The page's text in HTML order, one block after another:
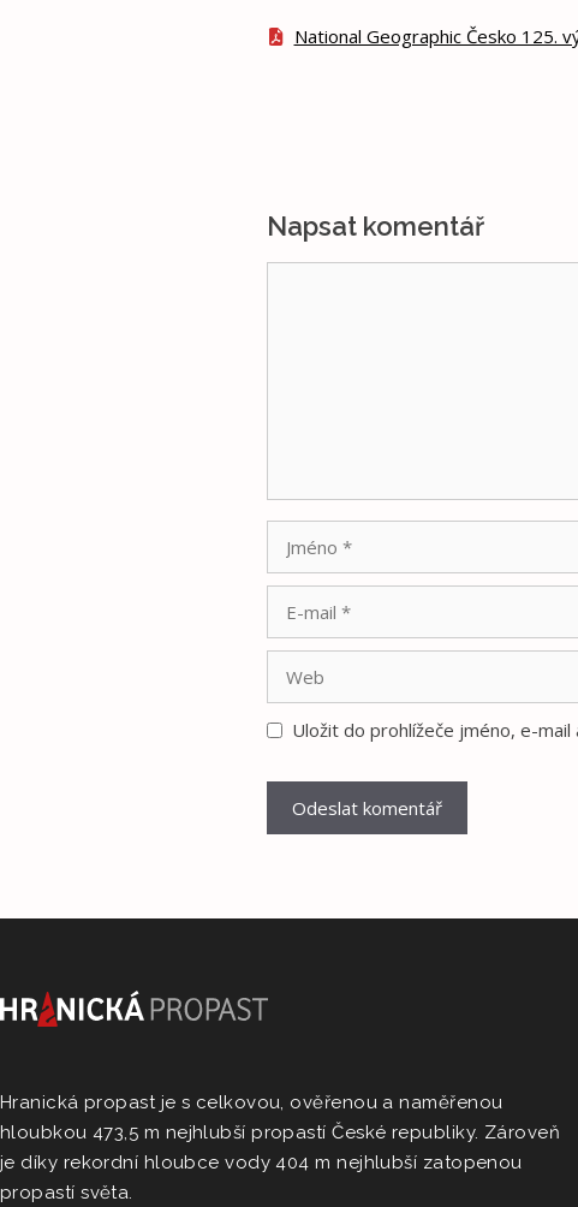
National Geographic Česko 125.
Napsat komentář
Uložit do prohlížeče jméno, e-
Hranická propast je s celkovou, ověřenou a naměřenou
hloubkou 473,5 m nejhlubší propastí České republiky. Zároveň
je díky rekordní hloubce vody 404 m nejhlubší zatopenou
propastí světa.